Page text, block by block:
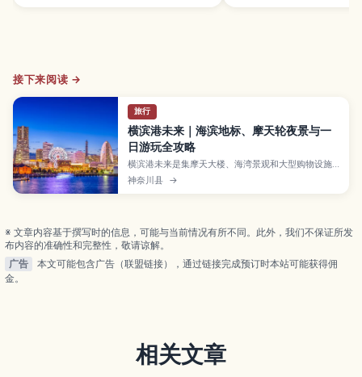
接下来阅读 →
旅行
横滨港未来｜海滨地标、摩天轮夜景与一
日游玩全攻略
横滨港未来是集摩天大楼、海湾景观和大型购物设施
于一体的现代海滨区域，巨型摩天轮与港口夜景非常
有名。本文将介绍地标塔、Cosmo World 游乐园、
神奈川县 →
※ 文章内容基于撰写时的信息，可能与当前情况有所不同。此外，我们不保证所发
布内容的准确性和完整性，敬请谅解。
广告
本文可能包含广告（联盟链接），通过链接完成预订时本站可能获得佣
金。
相关文章